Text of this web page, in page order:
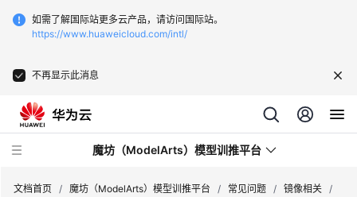
如需了解国际站更多云产品，请访问国际站。
https://www.huaweicloud.com/intl/
不再显示此消息
魔坊（ModelArts）模型训推平台
文档首页 / 魔坊（ModelArts）模型训推平台 / 常见问题 / 镜像相关 /